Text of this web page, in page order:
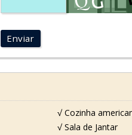
Enviar
√ Cozinha
√ Sala de Jantar